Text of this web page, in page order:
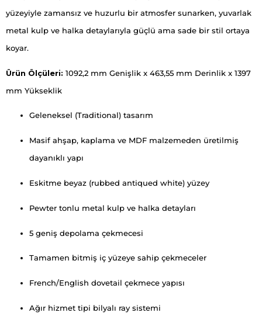
yüzeyiyle zamansız ve huzurlu bir atmosfer sunarken, yuvarlak
metal kulp ve halka detaylarıyla güçlü ama sade bir stil ortaya
koyar.
Ürün Ölçüleri: 1092,2 mm Genişlik x 463,55 mm Derinlik x 1397
mm Yükseklik
Geleneksel (Traditional) tasarım
Masif ahşap, kaplama ve MDF malzemeden üretilmiş
dayanıklı yapı
Eskitme beyaz (rubbed antiqued white) yüzey
Pewter tonlu metal kulp ve halka detayları
5 geniş depolama çekmecesi
Tamamen bitmiş iç yüzeye sahip çekmeceler
French/English dovetail çekmece yapısı
Ağır hizmet tipi bilyalı ray sistemi